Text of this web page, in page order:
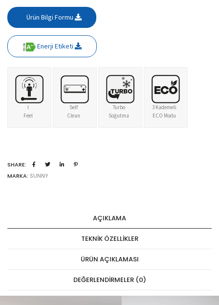
Ürün Bilgi Formu
Enerji Etiketi
I
Feel
Self
Clean
Turbo
Soğutma
3 Kademeli
ECO Modu
SHARE:
MARKA: SUNNY
AÇIKLAMA
TEKNIK ÖZELLIKLER
ÜRÜN AÇIKLAMASI
DEĞERLENDIRMELER (0)